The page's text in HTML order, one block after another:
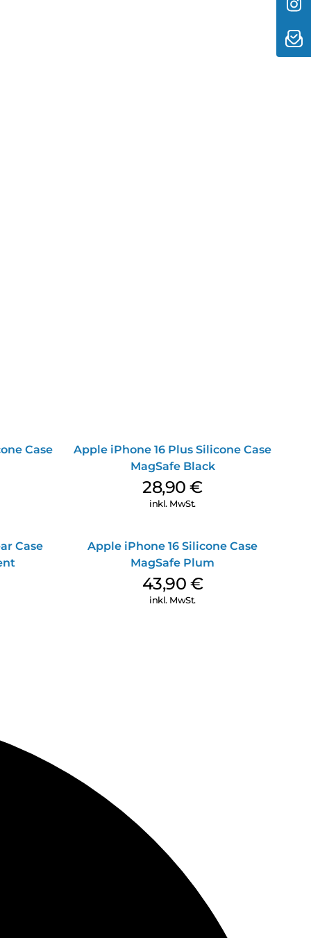
Case
Apple iPhone 16 Plus Silicone Case
MagSafe Black
28,90€
inkl. MwSt.
Case
Apple iPhone 16 Silicone Case
MagSafe Plum
43,90 €
inkl. MwSt.